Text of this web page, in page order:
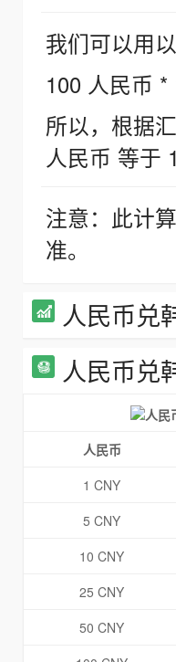
我们可以用
100 人民币
所以，根据
人民币 等于
注意：此计
准。
人民币兑
人民币兑
人民币
1 CNY
5 CNY
10 CNY
25 CNY
50 CNY